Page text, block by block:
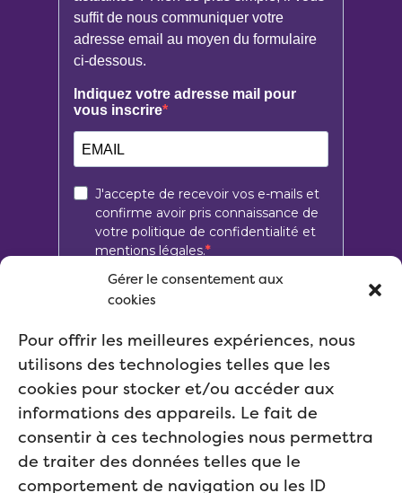
Gérer le consentement aux
cookies
Pour offrir les meilleures expériences, nous
utilisons des technologies telles que les
cookies pour stocker et/ou accéder aux
informations des appareils. Le fait de
consentir à ces technologies nous permettra
de traiter des données telles que le
comportement de navigation ou les ID